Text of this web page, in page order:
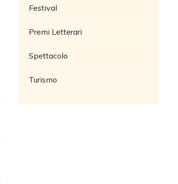
Festival
Premi Letterari
Spettacolo
Turismo